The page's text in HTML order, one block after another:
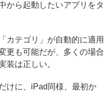
から起動したいアプリをタ
カテゴリ」が自動的に適用
更も可能だが、多くの場合
装は正しい。
けに、iPad同様、最初か